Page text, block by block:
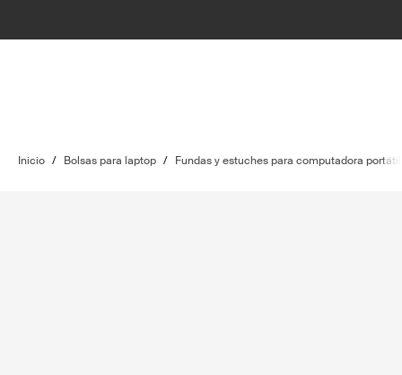
Inicio / Bolsas para laptop / Fundas y estuches para computadora portátil